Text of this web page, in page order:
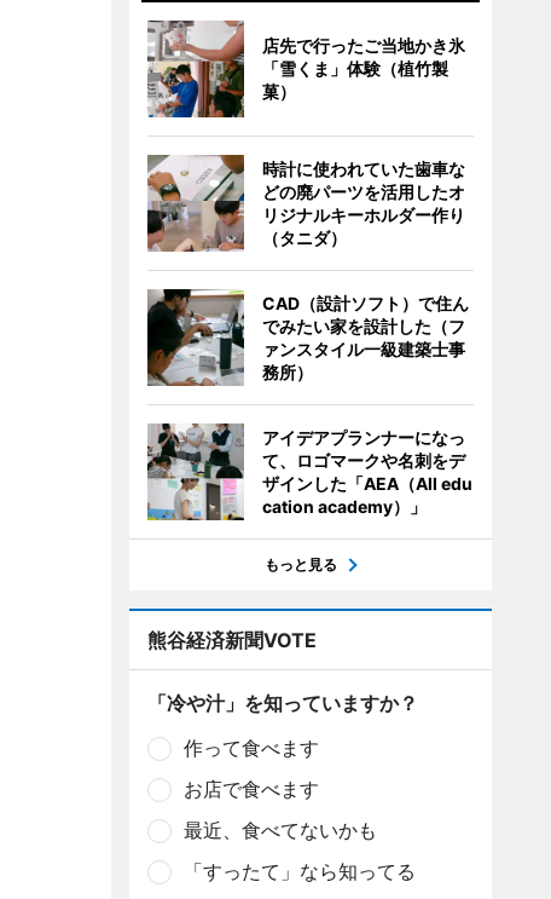
店先で行ったご当地かき氷
「雪くま」体験（植竹製
菓）
時計に使われていた歯車な
どの廃パーツを活用したオ
リジナルキーホルダー作り
（タニダ）
CAD（設計ソフト）で住ん
でみたい家を設計した（フ
ァンスタイル一級建築士事
務所）
アイデアプランナーになっ
て、ロゴマークや名刺をデ
ザインした「AEA（All edu
cation academy）」
もっと見る
熊谷経済新聞VOTE
「冷や汁」を知っていますか？
作って食べます
お店で食べます
最近、食べてないかも
「すったて」なら知ってる